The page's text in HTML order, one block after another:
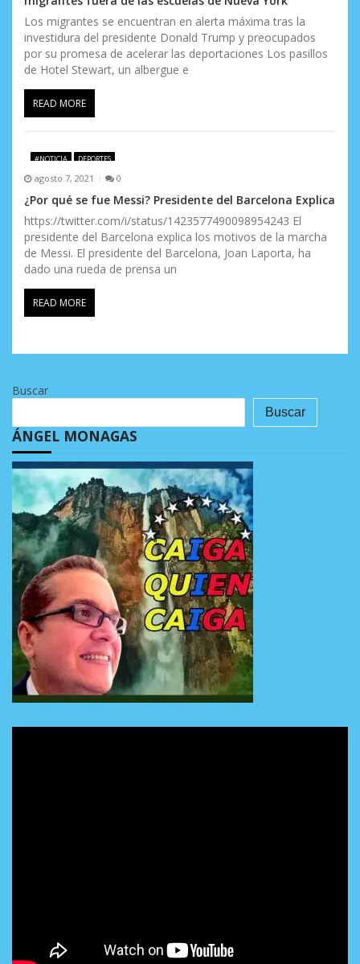
Los migrantes se encuentran en alerta máxima tras la
investidura del presidente Donald Trump y preocupados
por su promesa de acelerar las deportaciones Los pasillos
de Hotel Stewart, un albergue e
READ MORE
#NOTICIA DEPORTES
agosto 7, 2021 0
¿Por qué se fue Messi? Presidente del Barcelona Explica
https://twitter.com/i/status/1423577490098954243 El
presidente del Barcelona explica los motivos de la marcha
de Messi. El presidente del Barcelona, Joan Laporta, ha
dado una rueda de prensa un
READ MORE
Buscar
Buscar
ÁNGEL MONAGAS